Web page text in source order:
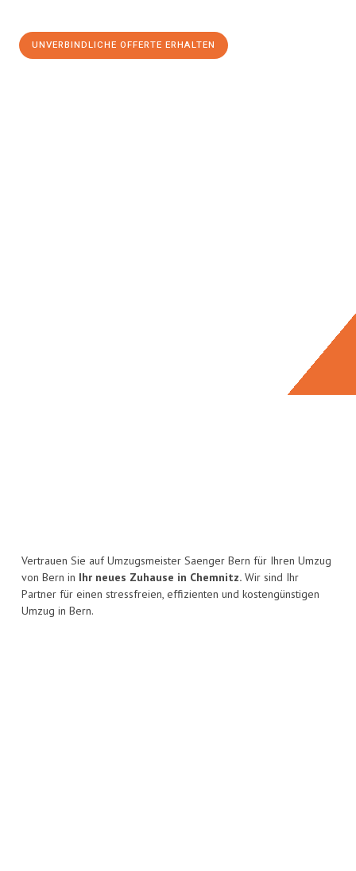
UNVERBINDLICHE OFFERTE ERHALTEN
Vertrauen Sie auf Umzugsmeister Saenger Bern für Ihren Umzug
von Bern in Ihr neues Zuhause in Chemnitz. Wir sind Ihr
Partner für einen stressfreien, effizienten und kostengünstigen
Umzug in Bern.